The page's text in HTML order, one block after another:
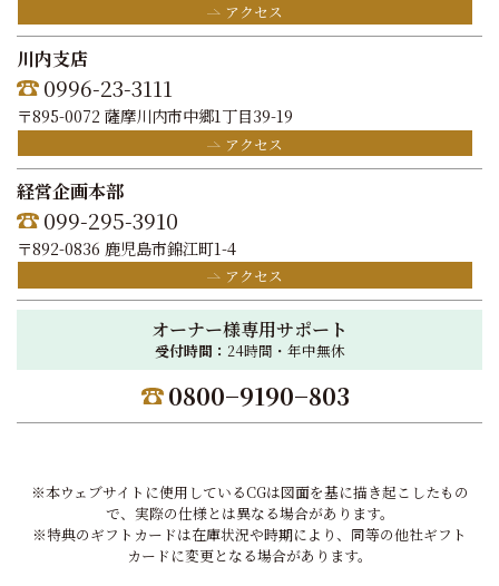
アクセス
川内支店
0996-23-3111
〒895-0072 薩摩川内市中郷1丁目39-19
アクセス
経営企画本部
099-295-3910
〒892-0836 鹿児島市錦江町1-4
アクセス
オーナー様専用サポート
受付時間： 24時間・年中無休
0800−9190−803
※本ウェブサイトに使用しているCGは図面を基に描き起こしたもの
で、実際の仕様とは異なる場合があります。
※特典のギフトカードは在庫状況や時期により、同等の他社ギフト
カードに変更となる場合があります。